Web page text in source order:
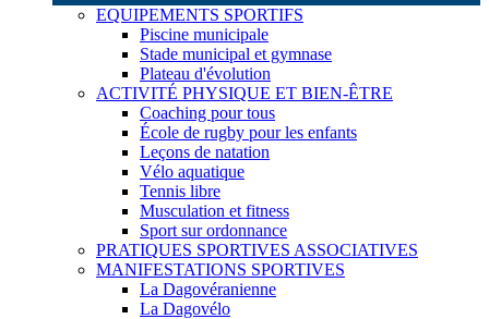
EQUIPEMENTS SPORTIFS
Piscine municipale
Stade municipal et gymnase
Plateau d'évolution
ACTIVITÉ PHYSIQUE ET BIEN-ÊTRE
Coaching pour tous
École de rugby pour les enfants
Leçons de natation
Vélo aquatique
Tennis libre
Musculation et fitness
Sport sur ordonnance
PRATIQUES SPORTIVES ASSOCIATIVES
MANIFESTATIONS SPORTIVES
La Dagovéranienne
La Dagovélo